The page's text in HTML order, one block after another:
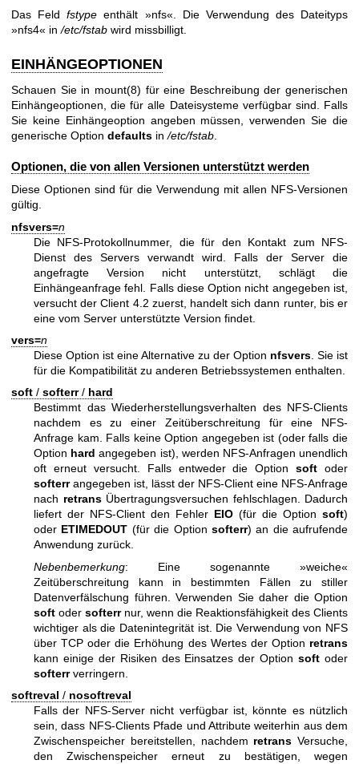
Das Feldfstype enthält »nfs«. Die Verwendung des Dateityps
»nfs4« in/etc/fstab wird missbilligt.
EINHÄNGEOPTIONEN
Schauen Sie in mount(8) für eine Beschreibung der generischen
Einhängeoptionen, die für alle Dateisysteme verfügbar sind. Falls
Sie keine Einhängeoption angeben müssen, verwenden Sie die
generische Option defaults in/etc/fstab
Optionen, die von allen Versionen unterstützt werden
Diese Optionen sind für die Verwendung mit allen NFS-Versionen
gültig.
nfsvers=n
Die NFS-Protokollnummer, die für den Kontakt zum NFS-
Dienst des Servers verwandt wird. Falls der Server die
angefragte Version nicht unterstützt, schlägt die
Einhängeanfrage fehl. Falls diese Option nicht angegeben ist,
versucht der Client 4.2 zuerst, handelt sich dann runter, bis er
eine vom Server unterstützte Version findet.
vers=n
Diese Option ist eine Alternative zu der Option nfsvers . Sie ist
für die Kompatibilität zu anderen Betriebssystemen enthalten.
soft / softerr/ hard
Bestimmt das Wiederherstellungsverhalten des NFS-Clients
nachdem es zu einer Zeitüberschreitung für eine NFS-
Anfrage kam. Falls keine Option angegeben ist (oder falls die
Option hard angegeben ist), werden NFS-Anfragen unendlich
oft erneut versucht. Falls entweder die Optionsoft oder
softerrangegeben ist, lässt der NFS-Client eine NFS-Anfrage
nach retransÜbertragungsversuchen fehlschlagen. Dadurch
liefert der NFS-Client den Fehler EIO (für die Option soft)
oder ETIMEDOUT (für die Option softerr) an die aufrufende
Anwendung zurück.
Nebenbemerkung: Eine sogenannte »weiche«
Zeitüberschreitung kann in bestimmten Fällen zu stiller
Datenverfälschung führen. Verwenden Sie daher die Option
soft oder softerrnur, wenn die Reaktionsfähigkeit des Clients
wichtiger als die Datenintegrität ist. Die Verwendung von NFS
über TCP oder die Erhöhung des Wertes der Option retrans
kann einige der Risiken des Einsatzes der Optionsoft oder
softerrverringern.
softreval / nosoftreval
Falls der NFS-Server nicht verfügbar ist, könnte es nützlich
sein, dass NFS-Clients Pfade und Attribute weiterhin aus dem
Zwischenspeicher bereitstellen, nachdem retrans Versuche,
den Zwischenspeicher erneut zu bestätigen, wegen